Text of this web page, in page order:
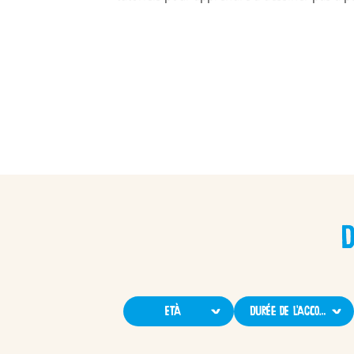
/fr/fr/applaydu
Età Durée de l'accord